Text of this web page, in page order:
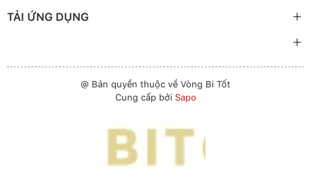
TẢI ỨNG DỤNG
@ Bản quyền thuộc về Vòng Bi Tốt
Cung cấp bởi Sapo